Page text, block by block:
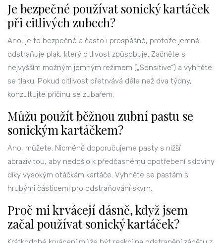
Je bezpečné používat sonický kartáček
při citlivých zubech?
Ano, je to bezpečné a často i prospěšné, protože jemně
odstraňuje plak, který citlivost způsobuje. Začněte s
nejvyšším možným jemným režimem („Sensitive“) a vyhněte
se tlaku. Pokud citlivost přetrvává déle než dva týdny,
konzultujte příčinu se zubařem.
Můžu použít běžnou zubní pastu se
sonickým kartáčkem?
Ano, můžete. Nicméně doporučujeme pasty s nižší
abrazivitou, aby nedošlo k předčasnému opotřebení skloviny
díky vysokým otáčkám kartáče. Vyhněte se pastám s
hrubými částicemi pro odstraňování skvrn.
Proč mi krvácejí dásně, když jsem
začal používat sonický kartáček?